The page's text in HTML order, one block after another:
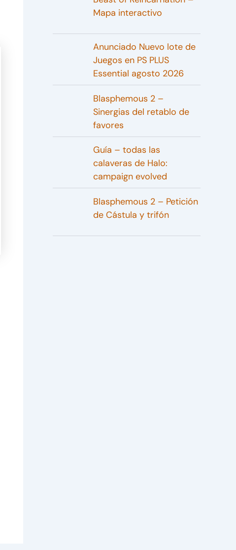
Mapa interactivo
Anunciado Nuevo lote de
Juegos en PS PLUS
Essential agosto 2026
Blasphemous 2 –
Sinergias del retablo de
favores
Guía – todas las
calaveras de Halo:
campaign evolved
Blasphemous 2 – Petición
de Cástula y trifón